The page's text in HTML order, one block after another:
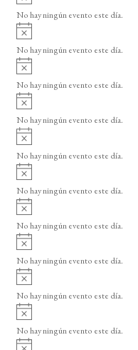
o
v
i
o
No hay ningún evento este día.
A
v
i
o
No hay ningún evento este día.
A
v
i
o
No hay ningún evento este día.
A
v
i
o
No hay ningún evento este día.
A
v
i
o
No hay ningún evento este día.
A
v
i
o
No hay ningún evento este día.
A
v
i
o
No hay ningún evento este día.
A
v
i
o
No hay ningún evento este día.
A
v
i
o
No hay ningún evento este día.
A
v
i
No hay ningún evento este día.
A